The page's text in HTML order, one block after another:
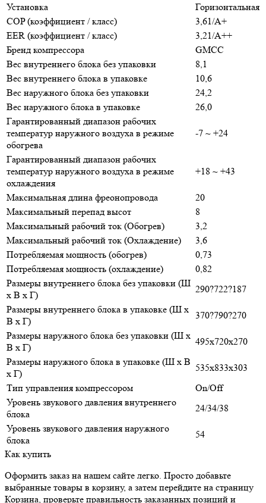
Установка
Горизонтальная
COP (коэффициент / класс)
3,61/A+
EER (коэффициент / класс)
3,21/A++
Бренд компрессора
GMCC
Вес внутреннего блока без упаковки
8,1
Вес внутреннего блока в упаковке
10,6
Вес наружного блока без упаковки
24,2
Вес наружного блока в упаковке
26,0
Гарантированный диапазон рабочих
температур наружного воздуха в режиме
обогрева
-7 ~ +24
Гарантированный диапазон рабочих
температур наружного воздуха в режиме
охлаждения
+18 ~ +43
Максимальная длина фреонопровода
20
Максимальный перепад высот
8
Максимальный рабочий ток (Обогрев)
3,2
Максимальный рабочий ток (Охлаждение)
3,6
Потребляемая мощность (обогрев)
0,73
Потребляемая мощность (охлаждение)
0,82
Размеры внутреннего блока без упаковки (Ш
х В х Г)
290?722?187
Размеры внутреннего блока в упаковке (Ш х
В х Г)
370?790?270
Размеры наружного блока без упаковки (Ш х
В х Г)
495х720x270
Размеры наружного блока в упаковке (Ш х В
х Г)
535х833x303
Тип управления компрессором
On/Off
Уровень звукового давления внутреннего
блока
24/34/38
Уровень звукового давления наружного
блока
54
Как купить
Оформить заказ на нашем сайте легко. Просто добавьте
выбранные товары в корзину, а затем перейдите на страницу
Корзина, проверьте правильность заказанных позиций и